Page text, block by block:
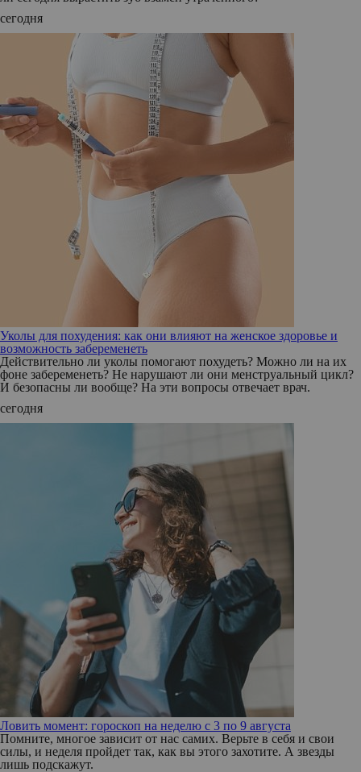
сегодня
Уколы для похудения: как они влияют на женское здоровье и
возможность забеременеть
Действительно ли уколы помогают похудеть? Можно ли на их
фоне забеременеть? Не нарушают ли они менструальный цикл?
И безопасны ли вообще? На эти вопросы отвечает врач.
сегодня
Ловить момент: гороскоп на неделю с 3 по 9 августа
Помните, многое зависит от нас самих. Верьте в себя и свои
силы, и неделя пройдет так, как вы этого захотите. А звезды
лишь подскажут.